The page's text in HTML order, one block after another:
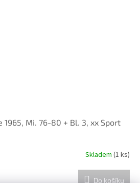
1965, Mi. 76-80 + Bl. 3, xx Sport
Skladem (1 ks)
Do košíku